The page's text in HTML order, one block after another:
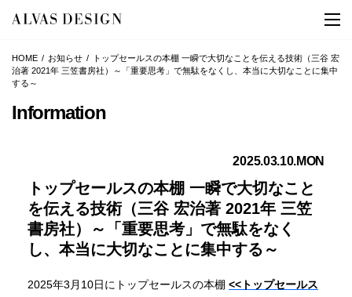
HOME お知らせ
トップセールスの本棚 一瞬で大切なことを伝える技術（三谷 宏
治著 2021年 三笠書房社）～「重要思考」で無駄をなくし、本当に大切なことに集中
する～
Information
2025.03.10.MON
トップセールスの本棚 一瞬で大切なこと
を伝える技術（三谷 宏治著 2021年 三笠
書房社）～「重要思考」で無駄をなく
し、本当に大切なことに集中する～
2025年3月10日にトップセールスの本棚 <<トップセールス